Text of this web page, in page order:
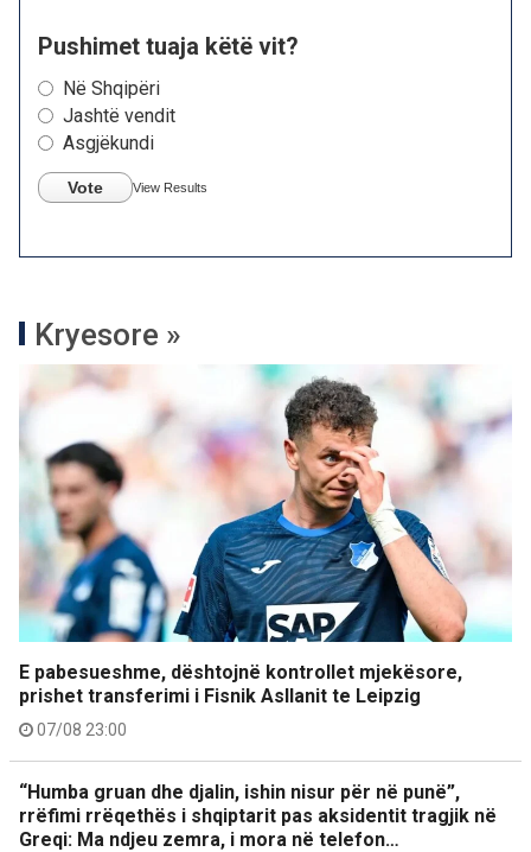
Pushimet tuaja këtë vit?
Në Shqipëri
Jashtë vendit
Asgjëkundi
Vote View Results
Kryesore »
E pabesueshme, dështojnë kontrollet mjekësore,
prishet transferimi i Fisnik Asllanit te Leipzig
07/08 23:00
“Humba gruan dhe djalin, ishin nisur për në punë”,
rrëfimi rrëqethës i shqiptarit pas aksidentit tragjik në
Greqi: Ma ndjeu zemra, i mora në telefon…